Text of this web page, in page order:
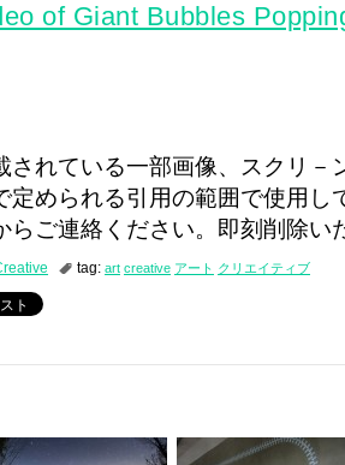
of Giant Bubbles
れている一部画像、スクリ－
定められる引用の範囲で使用し
らご連絡ください。即刻削除い
tag: art creative アート クリエイティブ